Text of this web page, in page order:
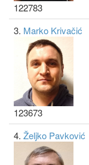
122783
3. Marko Krivačić
123673
4. Željko Pavković